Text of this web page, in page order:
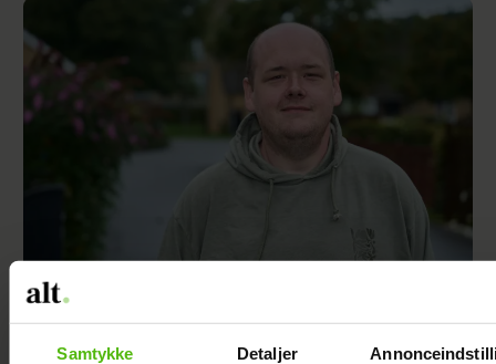
Samtykke Detaljer
TV 2-profilen Stefan Jepsen ramt af